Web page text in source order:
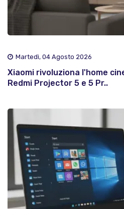
Martedì, 04 Agosto 2026
Xiaomi rivoluziona l'home
Redmi Projector 5 e 5 Pr..